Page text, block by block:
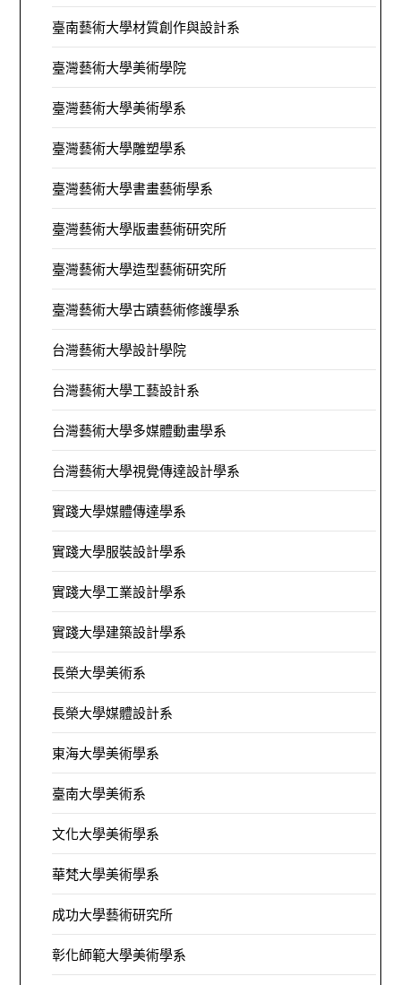
臺南藝術大學材質創作與設計系
臺灣藝術大學美術學院
臺灣藝術大學美術學系
臺灣藝術大學雕塑學系
臺灣藝術大學書畫藝術學系
臺灣藝術大學版畫藝術研究所
臺灣藝術大學造型藝術研究所
臺灣藝術大學古蹟藝術修護學系
台灣藝術大學設計學院
台灣藝術大學工藝設計系
台灣藝術大學多媒體動畫學系
台灣藝術大學視覺傳達設計學系
實踐大學媒體傳達學系
實踐大學服裝設計學系
實踐大學工業設計學系
實踐大學建築設計學系
長榮大學美術系
長榮大學媒體設計系
東海大學美術學系
臺南大學美術系
文化大學美術學系
華梵大學美術學系
成功大學藝術研究所
彰化師範大學美術學系